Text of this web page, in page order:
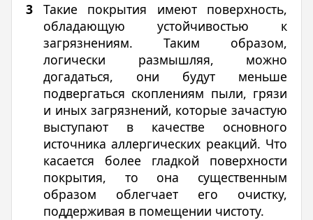
Такие покрытия имеют поверхность,
обладающую устойчивостью к
загрязнениям. Таким образом,
логически размышляя, можно
догадаться, они будут меньше
подвергаться скоплениям пыли, грязи
и иных загрязнений, которые зачастую
выступают в качестве основного
источника аллергических реакций. Что
касается более гладкой поверхности
покрытия, то она существенным
образом облегчает его очистку,
поддерживая в помещении чистоту.